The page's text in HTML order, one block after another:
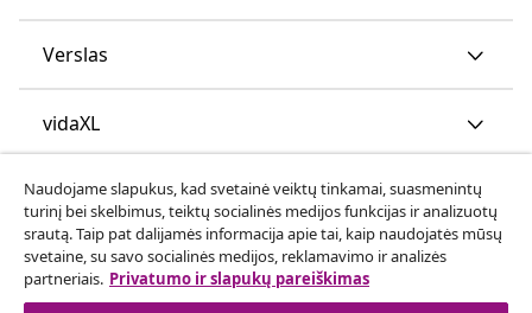
Verslas
vidaXL
Atraskite daugiau
Naudojame slapukus, kad svetainė veiktų tinkamai, suasmenintų
turinį bei skelbimus, teiktų socialinės medijos funkcijas ir analizuotų
srautą. Taip pat dalijamės informacija apie tai, kaip naudojatės mūsų
svetaine, su savo socialinės medijos, reklamavimo ir analizės
partneriais. Privatumo ir slapukų pareiškimas